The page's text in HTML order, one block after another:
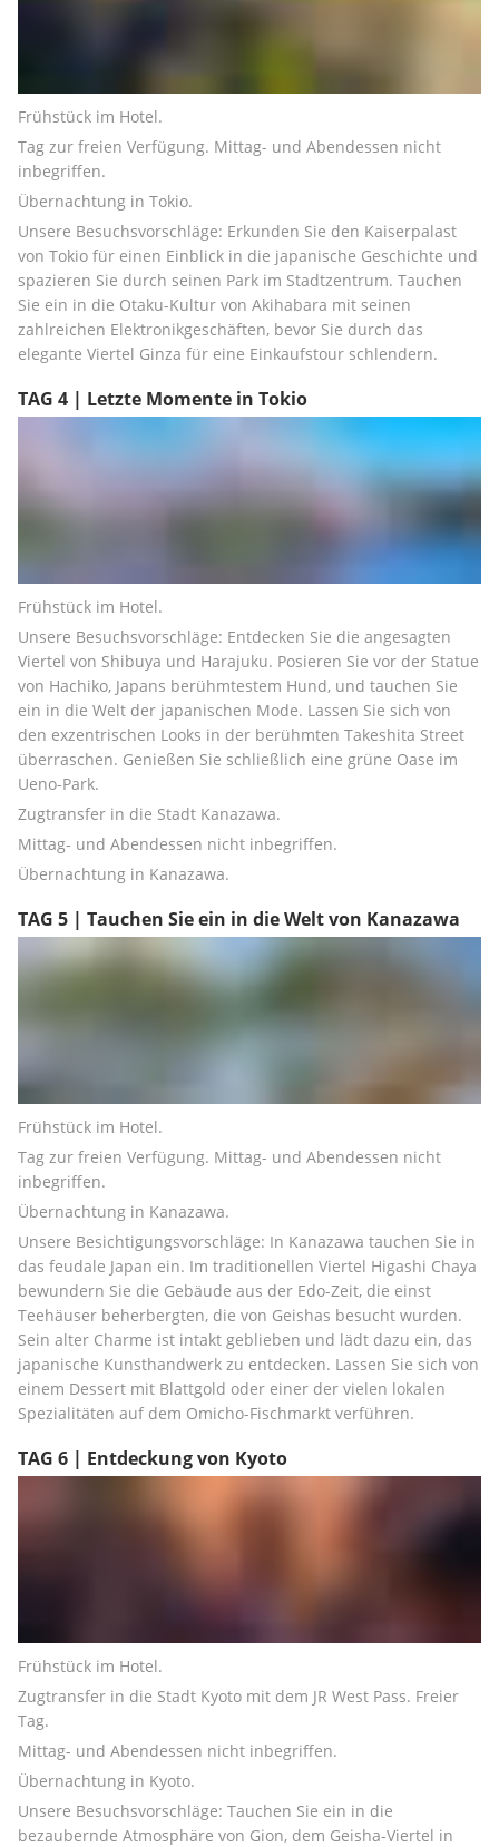
Frühstück im Hotel.
Tag zur freien Verfügung. Mittag- und Abendessen nicht
inbegriffen.
Übernachtung in Tokio.
Unsere Besuchsvorschläge: Erkunden Sie den Kaiserpalast
von Tokio für einen Einblick in die japanische Geschichte und
spazieren Sie durch seinen Park im Stadtzentrum. Tauchen
Sie ein in die Otaku-Kultur von Akihabara mit seinen
zahlreichen Elektronikgeschäften, bevor Sie durch das
elegante Viertel Ginza für eine Einkaufstour schlendern.
TAG 4 | Letzte Momente in Tokio
Frühstück im Hotel.
Unsere Besuchsvorschläge: Entdecken Sie die angesagten
Viertel von Shibuya und Harajuku. Posieren Sie vor der Statue
von Hachiko, Japans berühmtestem Hund, und tauchen Sie
ein in die Welt der japanischen Mode. Lassen Sie sich von
den exzentrischen Looks in der berühmten Takeshita Street
überraschen. Genießen Sie schließlich eine grüne Oase im
Ueno-Park.
Zugtransfer in die Stadt Kanazawa.
Mittag- und Abendessen nicht inbegriffen.
Übernachtung in Kanazawa.
TAG 5 | Tauchen Sie ein in die Welt von Kanazawa
Frühstück im Hotel.
Tag zur freien Verfügung. Mittag- und Abendessen nicht
inbegriffen.
Übernachtung in Kanazawa.
Unsere Besichtigungsvorschläge: In Kanazawa tauchen Sie in
das feudale Japan ein. Im traditionellen Viertel Higashi Chaya
bewundern Sie die Gebäude aus der Edo-Zeit, die einst
Teehäuser beherbergten, die von Geishas besucht wurden.
Sein alter Charme ist intakt geblieben und lädt dazu ein, das
japanische Kunsthandwerk zu entdecken. Lassen Sie sich von
einem Dessert mit Blattgold oder einer der vielen lokalen
Spezialitäten auf dem Omicho-Fischmarkt verführen.
TAG 6 | Entdeckung von Kyoto
Frühstück im Hotel.
Zugtransfer in die Stadt Kyoto mit dem JR West Pass. Freier
Tag.
Mittag- und Abendessen nicht inbegriffen.
Übernachtung in Kyoto.
Unsere Besuchsvorschläge: Tauchen Sie ein in die
bezaubernde Atmosphäre von Gion, dem Geisha-Viertel in